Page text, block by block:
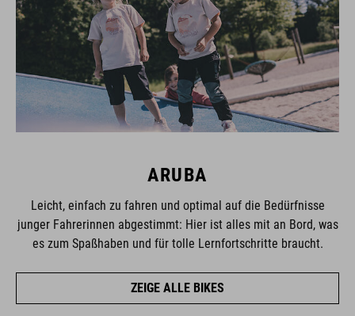
ARUBA
Leicht, einfach zu fahren und optimal auf die Bedürfnisse
junger Fahrerinnen abgestimmt: Hier ist alles mit an Bord, was
es zum Spaßhaben und für tolle Lernfortschritte braucht.
ZEIGE ALLE BIKES